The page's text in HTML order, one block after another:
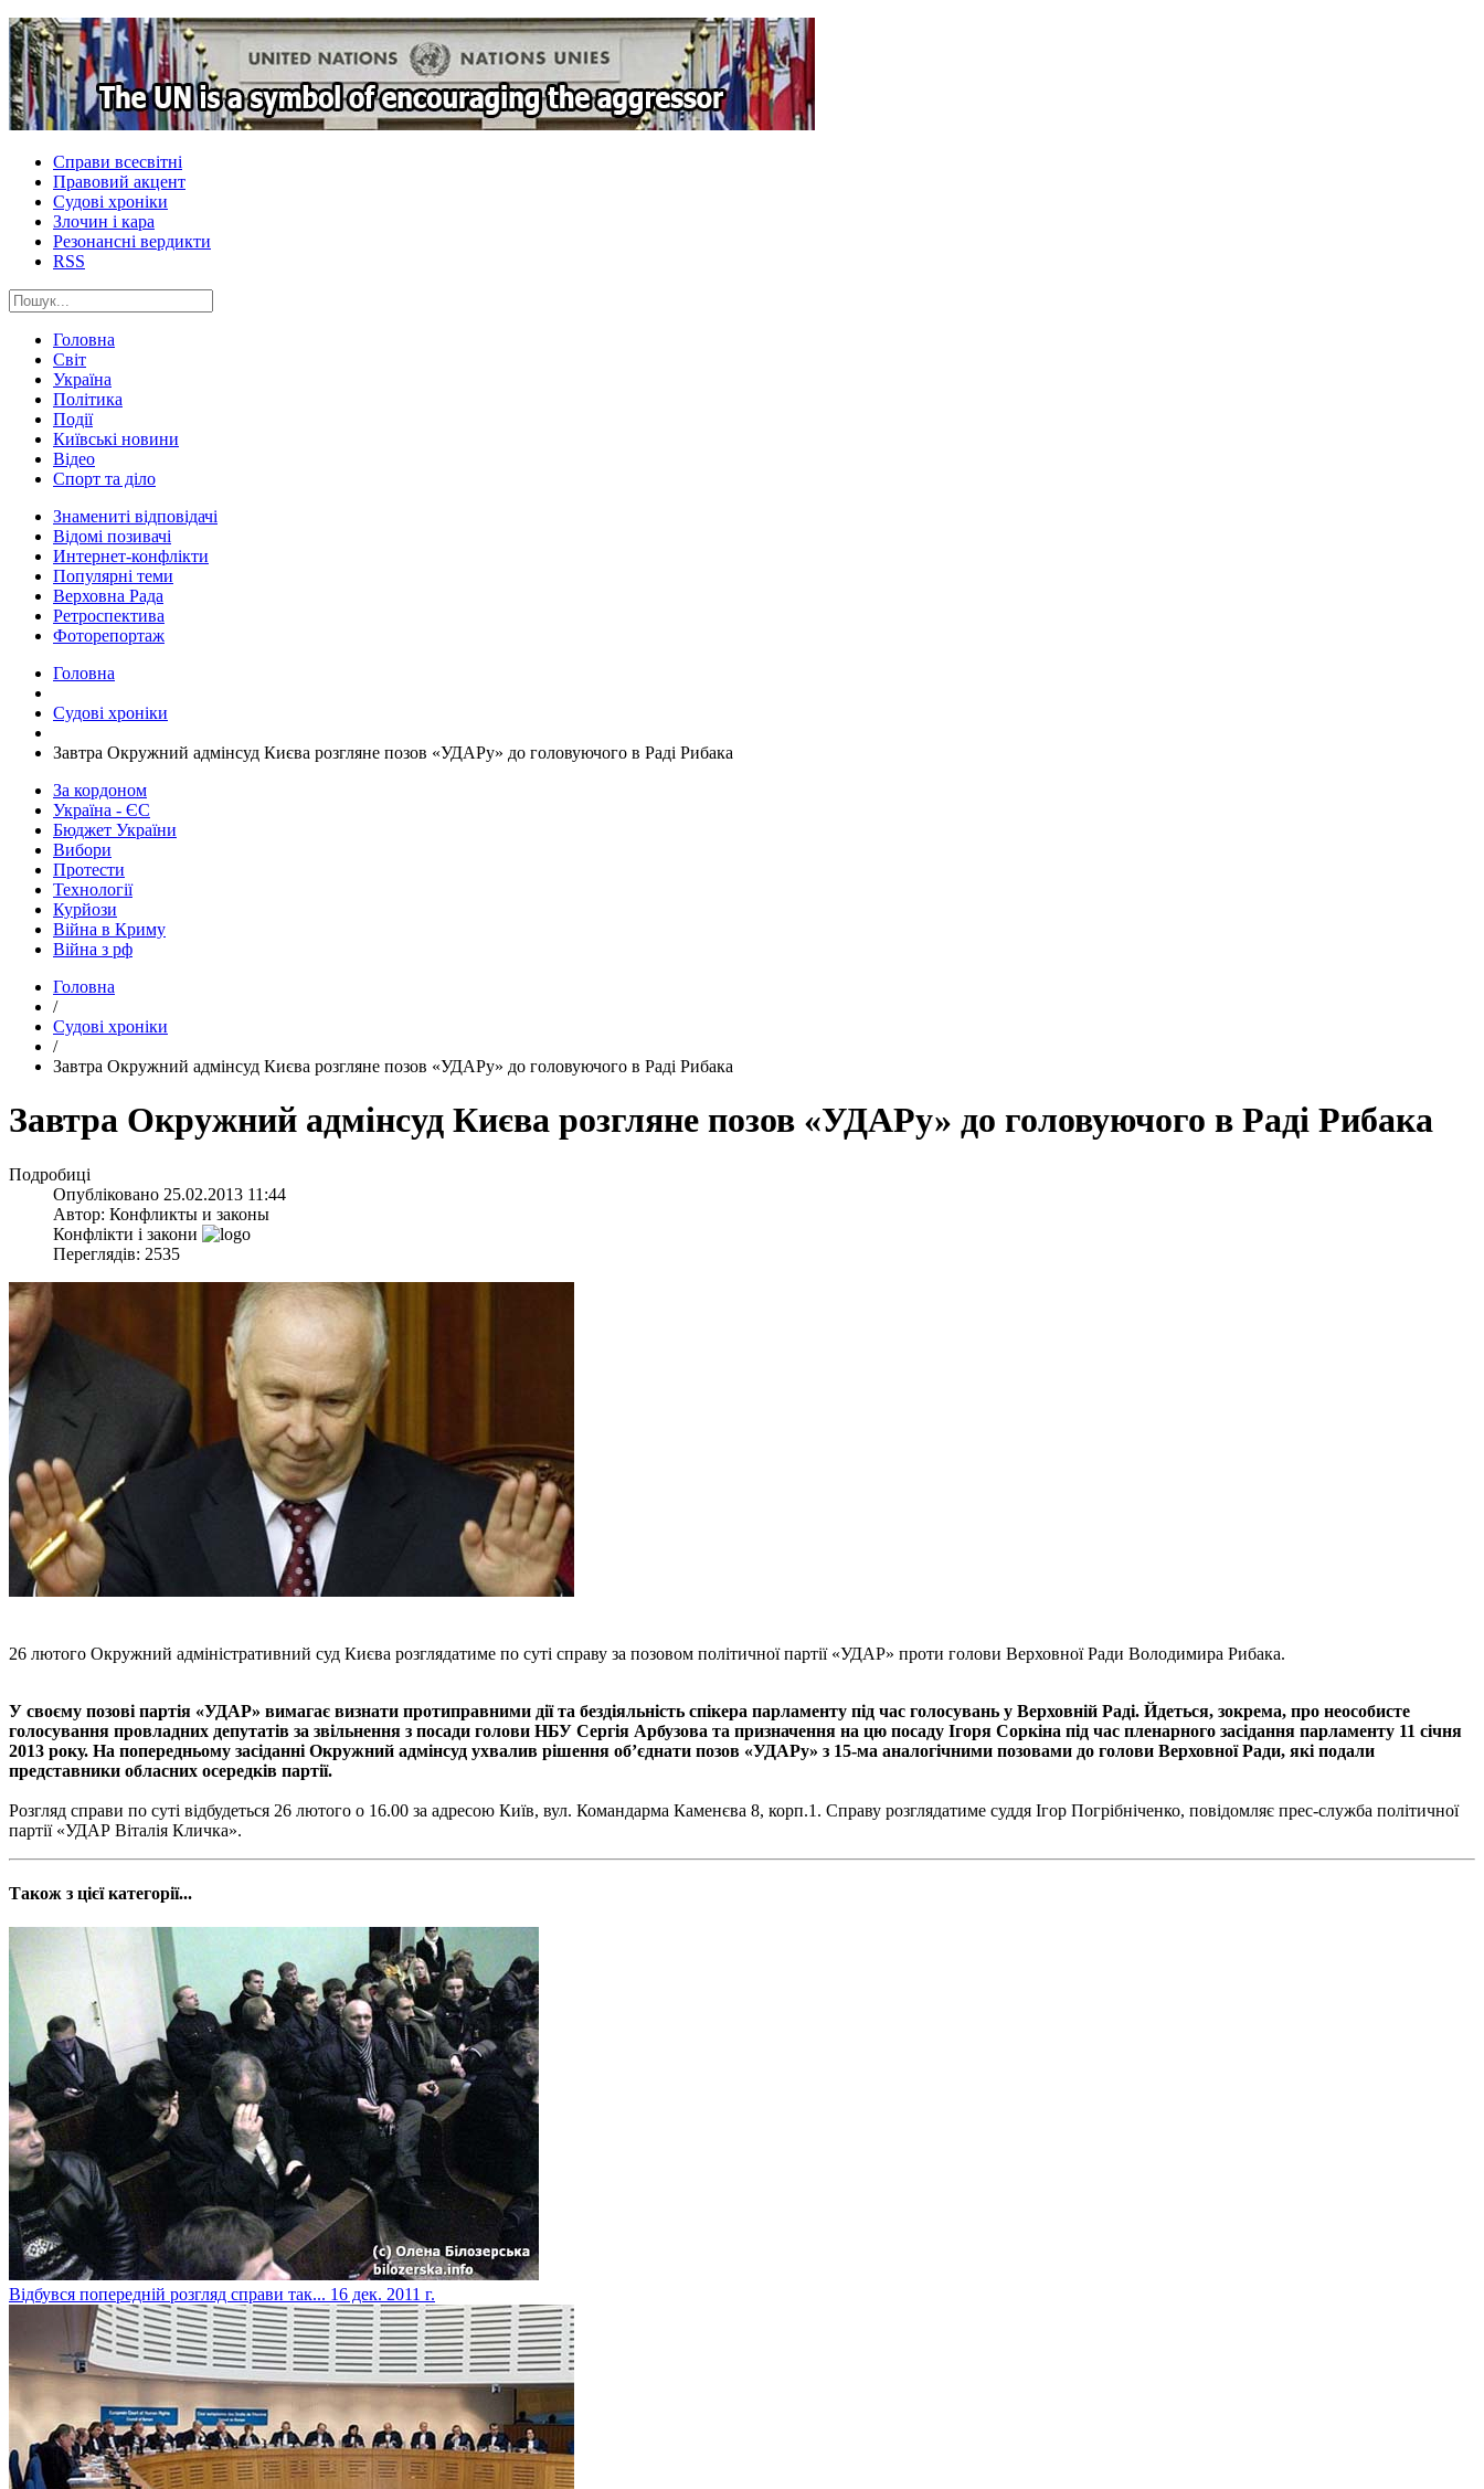
Справи всесвітні
Правовий акцент
Судові хроніки
Злочин і кара
Резонансні вердикти
RSS
Головна
Світ
Україна
Політика
Події
Київські новини
Відео
Спорт та діло
Знамениті відповідачі
Відомі позивачі
Интернет-конфлікти
Популярні теми
Верховна Рада
Ретроспектива
Фоторепортаж
Головна
Судові хроніки
Завтра Окружний адмінсуд Києва розгляне позов «УДАРу» до головуючого в Раді Рибака
За кордоном
Україна - ЄС
Бюджет України
Вибори
Протести
Технології
Курйози
Війна в Криму
Війна з рф
Головна
/
Судові хроніки
/
Завтра Окружний адмінсуд Києва розгляне позов «УДАРу» до головуючого в Раді Рибака
Завтра Окружний адмінсуд Києва розгляне позов «УДАРу» до головуючого в Раді Рибака
Подробиці
Опубліковано 25.02.2013 11:44
Автор: Конфликты и законы
Конфлікти і закони
Переглядів: 2535
26 лютого Окружний адміністративний суд Києва розглядатиме по суті справу за позовом політичної партії «УДАР» проти голови Верховної Ради Володимира Рибака.
У своєму позові партія «УДАР» вимагає визнати протиправними дії та бездіяльність спікера парламенту під час голосувань у Верховній Раді. Йдеться, зокрема, про неособисте
голосування провладних депутатів за звільнення з посади голови НБУ Сергія Арбузова та призначення на цю посаду Ігоря Соркіна під час пленарного засідання парламенту 11 січня
2013 року. На попередньому засіданні Окружний адмінсуд ухвалив рішення об’єднати позов «УДАРу» з 15-ма аналогічними позовами до голови Верховної Ради, які подали
представники обласних осередків партії.
Розгляд справи по суті відбудеться 26 лютого о 16.00 за адресою Київ, вул. Командарма Каменєва 8, корп.1. Справу розглядатиме суддя Ігор Погрібніченко, повідомляє прес-служба політичної
партії «УДАР Віталія Кличка».
Також з цієї категорії...
Відбувся попередній розгляд справи так... 16 дек. 2011 г.